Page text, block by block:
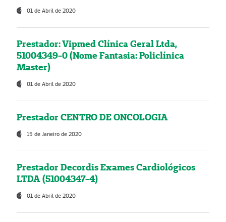
01 de Abril de 2020
Prestador: Vipmed Clínica Geral Ltda,
51004349-0 (Nome Fantasia: Policlínica
Master)
01 de Abril de 2020
Prestador CENTRO DE ONCOLOGIA
15 de Janeiro de 2020
Prestador Decordis Exames Cardiológicos
LTDA (51004347-4)
01 de Abril de 2020